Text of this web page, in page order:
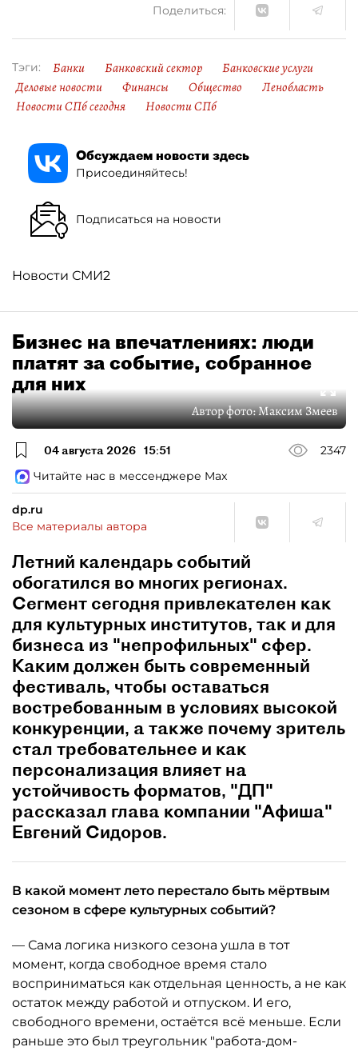
Поделиться:
Тэги: Банки Банковский сектор
Банковские услуги
Деловые новости
Финансы Общество
Ленобласть
Новости СПб сегодня
Новости СПб
Обсуждаем новости здесь
Присоединяйтесь!
Подписаться на новости
Новости СМИ2
Бизнес на впечатлениях: люди
платят за событие, собранное
для них
Автор фото:Максим Змеев
04 августа 2026 15:51
2347
Читайте нас в мессенджере Max
dp.ru
Все материалы автора
Летний календарь событий
обогатился во многих регионах.
Сегмент сегодня привлекателен как
для культурных институтов, так и для
бизнеса из "непрофильных" сфер.
Каким должен быть современный
фестиваль, чтобы оставаться
востребованным в условиях высокой
конкуренции, а также почему зритель
стал требовательнее и как
персонализация влияет на
устойчивость форматов, "ДП"
рассказал глава компании "Афиша"
Евгений Сидоров.
В какой момент лето перестало быть мёртвым
сезоном в сфере культурных событий?
— Сама логика низкого сезона ушла в тот
момент, когда свободное время стало
восприниматься как отдельная ценность, а не как
остаток между работой и отпуском. И его,
свободного времени, остаётся всё меньше. Если
раньше это был треугольник "работа-дом-